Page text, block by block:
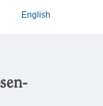
English